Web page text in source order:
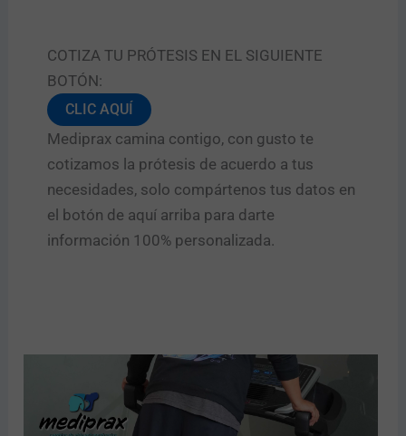
COTIZA TU PRÓTESIS EN EL SIGUIENTE
BOTÓN:
CLIC AQUÍ
Mediprax camina contigo, con gusto te
cotizamos la prótesis de acuerdo a tus
necesidades, solo compártenos tus datos en
el botón de aquí arriba para darte
información 100% personalizada.